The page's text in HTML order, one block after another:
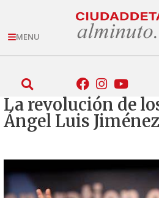
MENU
La revolución de
Ángel Luis Jiménez